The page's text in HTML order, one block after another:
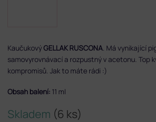
Skladem (6 ks)
KaučukovýGELLAK RUSCONA . Má vynikající
samovyrovnávací a rozpustný v acetonu. Top
kompromisů. Jak to máte rádi :)
Obsah balení: 11 ml